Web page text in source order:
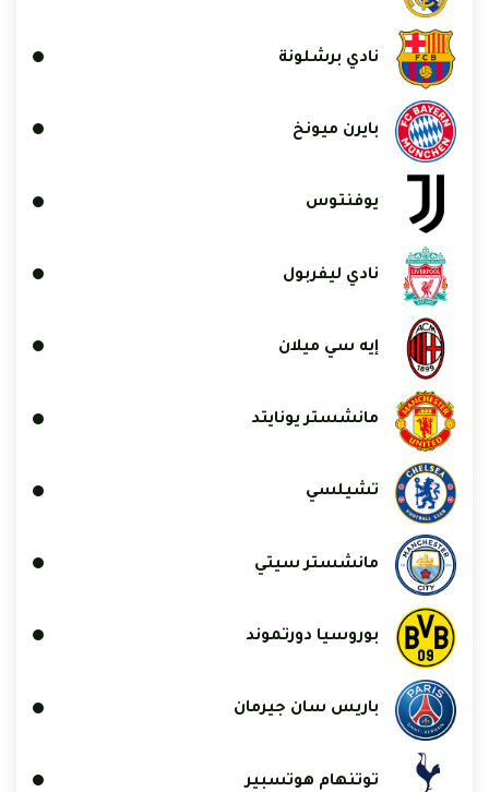
نادي برشلونة
بايرن ميونخ
يوفنتوس
نادي ليفربول
إيه سي ميلان
مانشستر يونايتد
تشيلسي
مانشستر سيتي
بوروسيا دورتموند
باريس سان جيرمان
توتنهام هوتسبير